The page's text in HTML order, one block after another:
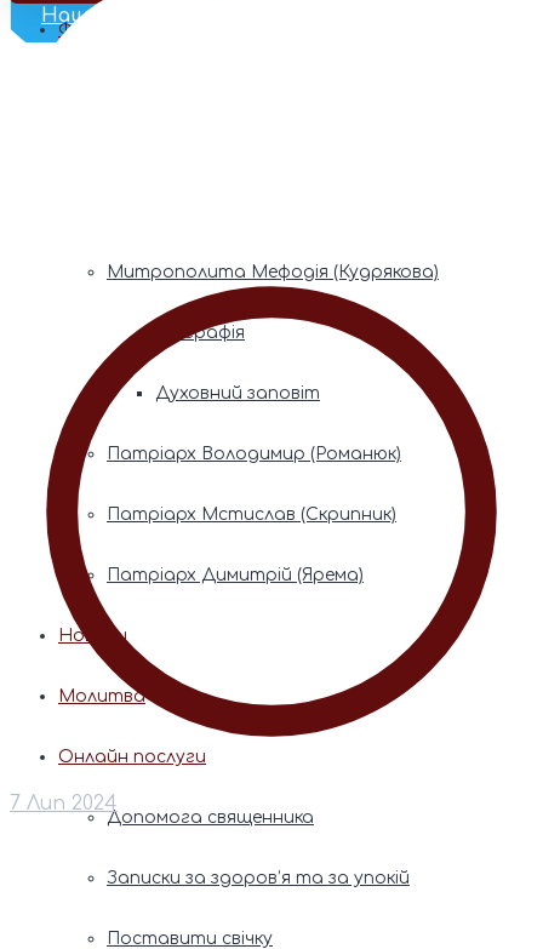
Наш Телеграм
Фонди пам’яті
Митрополита Мефодія (Кудрякова)
Біографія
Духовний заповіт
Патріарх Володимир (Романюк)
Патріарх Мстислав (Скрипник)
Патріарх Димитрій (Ярема)
Новини
Молитва
Онлайн послуги
Допомога священника
Записки за здоров’я та за упокій
Поставити свічку
7 Лип 2024